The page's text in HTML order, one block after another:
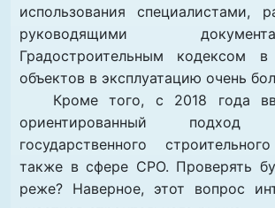
использования специалистами,
руководящими
Градостроительным кодексом
объектов в эксплуатацию очень
Кроме того, с 2018 года
ориентированный
государственного
также в сфере СРО. Проверять
реже? Наверное, этот вопрос